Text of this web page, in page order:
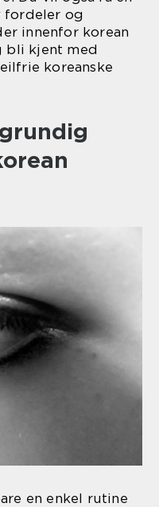
fordeler og
innenfor korean
bli kjent med
koreanske
en enkel rutine